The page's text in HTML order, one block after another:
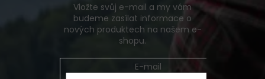
Vložte svůj e-mail a my vám
budeme zasílat informace o
nových produktech na našem e-
shopu.
E-mail